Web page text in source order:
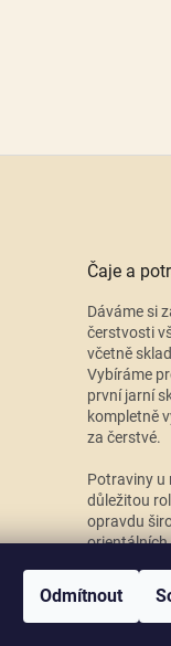
Odmítnout
v
Čaje a
Dáváme si
čerstvosti
včetně
Vybíráme
první jarní
kompletně
za čerstvé.
Potraviny u
důležitou
opravdu